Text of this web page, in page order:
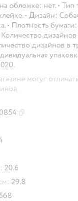
обложке: нет. • Тип
• Дизайн:
• Плотность
Количество
дизайнов в
могут
20.6
29.8